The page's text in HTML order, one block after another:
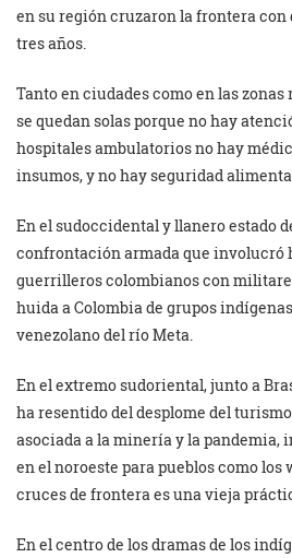
en su región cruzaron la frontera con
tres años.
Tanto en ciudades como en las
se quedan solas porque no hay
hospitales ambulatorios no hay
insumos, y no hay seguridad
En el sudoccidental y llanero estado
confrontación armada que involucró
guerrilleros colombianos con
huida a Colombia de grupos
venezolano del río Meta.
En el extremo sudoriental, junto a
ha resentido del desplome del
asociada a la minería y la pandemia,
en el noroeste para pueblos como
cruces de frontera es una vieja
En el centro de los dramas de los